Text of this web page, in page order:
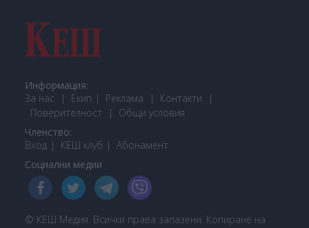
Информация:
За нас
Екип Реклама
Контакти
Поверителност
Общи условия
Членство:
Вход
КЕШ клуб Абонамент
Социални медии
© КЕШ Медия. Всички права запазени. Копиране на